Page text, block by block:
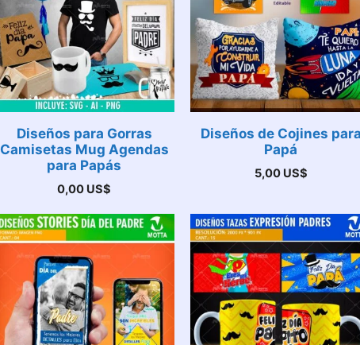
Diseños para Gorras
Camisetas Mug Agendas
para Papás
0,00 US$
Diseños de Cojines para
Papá
5,00 US$